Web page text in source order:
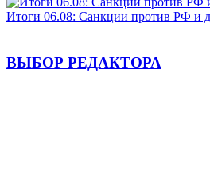
Итоги 06.08: Санкции против РФ и
ВЫБОР РЕДАКТОРА